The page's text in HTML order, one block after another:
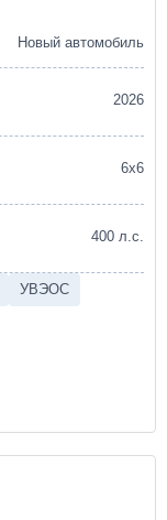
Новый автомобиль
2026
6х6
400 л.с.
УВЭОС